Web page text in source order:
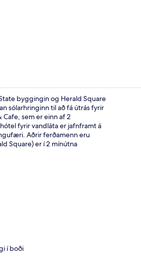
Hanastélsbar
byggingin og Herald Square
sólarhringinn til að fá útrás fyrir
sem er einn af 2
fyrir vandláta er jafnframt á
Aðrir ferðamenn eru
Square) er í 2 mínútna
í boði